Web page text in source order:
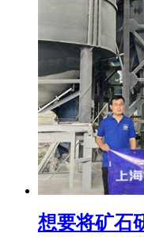
想要将矿石